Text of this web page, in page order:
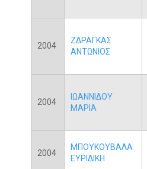
2004
ΖΔΡΑΓΚΑΣ
ΑΝΤΩΝΙΟΣ
2004
ΙΩΑΝΝΙΔΟΥ
ΜΑΡΙΑ
2004
ΜΠΟΥΚΟΥΒΑΛΑ
ΕΥΡΙΔΙΚΗ